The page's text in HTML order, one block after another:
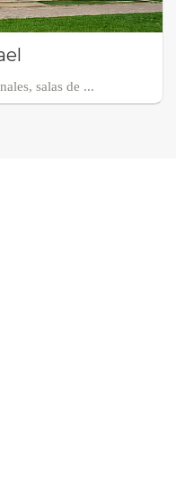
salas de ...